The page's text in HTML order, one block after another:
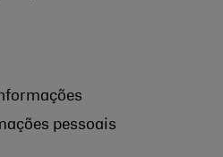
pessoais